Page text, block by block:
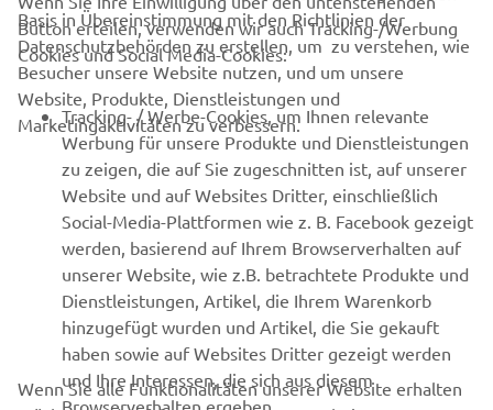
UNTERNEHMEN
B2B
MEHR VON YAMAHA
SUPPORT
NEWSLETTER
Erfahre als Erster von den neuesten Angeboten,
Sonderveranstaltungen, Neuerscheinungen und vielem mehr.
Basis in Übereinstimmung mit den Richtlinien der
Datenschutzbehörden zu erstellen, um zu verstehen, wie
Besucher unsere Website nutzen, und um unsere
Website, Produkte, Dienstleistungen und
Marketingaktivitäten zu verbessern.
Button erteilen, verwenden wir auch Tracking-/Werbung
Cookies und Social Media-Cookies:
Tracking- / Werbe-Cookies, um Ihnen relevante
Werbung für unsere Produkte und Dienstleistungen
zu zeigen, die auf Sie zugeschnitten ist, auf unserer
Website und auf Websites Dritter, einschließlich
Social-Media-Plattformen wie z. B. Facebook gezeigt
werden, basierend auf Ihrem Browserverhalten auf
unserer Website, wie z.B. betrachtete Produkte und
Dienstleistungen, Artikel, die Ihrem Warenkorb
hinzugefügt wurden und Artikel, die Sie gekauft
haben sowie auf Websites Dritter gezeigt werden
und Ihre Interessen, die sich aus diesem
Browserverhalten ergeben.
Wenn Sie alle Funktionalitäten unserer Website erhalten